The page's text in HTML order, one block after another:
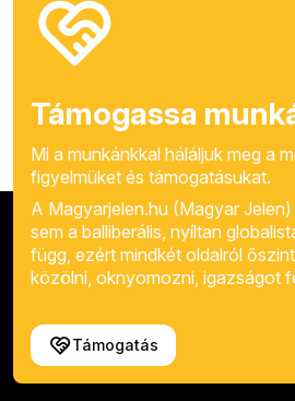
Támogassa
Mi a munkánkkal háláljuk meg a
figyelmüket és támogatásukat.
A Magyarjelen.hu (Magyar
sem a balliberális, nyíltan
függ, ezért mindkét oldalról
közölni, oknyomozni, igazságot
Támogatás